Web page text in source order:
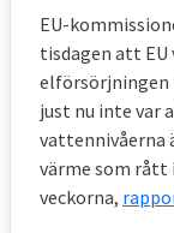
EU-
tisdagen att
elförsörjningen
just nu inte var
vattennivåerna
värme som rått
veckorna,